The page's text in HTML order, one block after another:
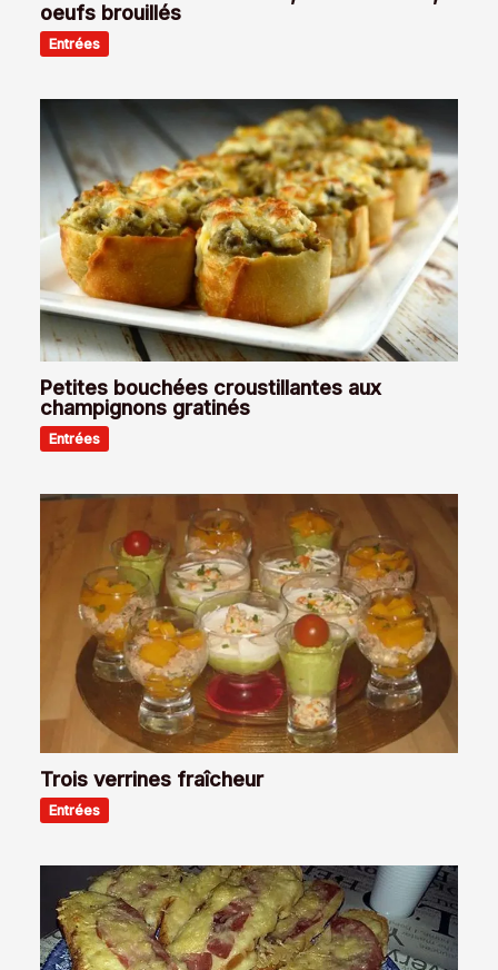
oeufs brouillés
Entrées
Petites bouchées croustillantes aux
champignons gratinés
Entrées
Trois verrines fraîcheur
Entrées